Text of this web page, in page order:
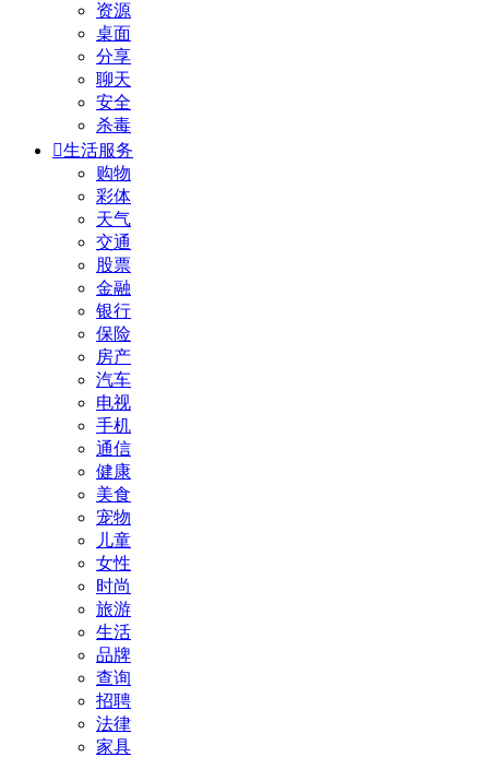
资源
桌面
分享
聊天
安全
杀毒
生活服务
购物
彩体
天气
交通
股票
金融
银行
保险
房产
汽车
电视
手机
通信
健康
美食
宠物
儿童
女性
时尚
旅游
生活
品牌
查询
招聘
法律
家具